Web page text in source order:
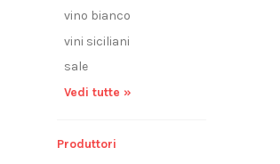
vino bianco
vini siciliani
sale
Vedi tutte »
Produttori